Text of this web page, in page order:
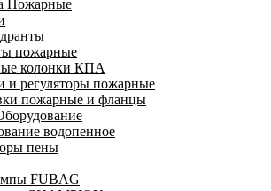
Пожарные
пожарные
колонки КПА
и регуляторы пожарные
пожарные и фланцы
водопенное
пены
FUBAG